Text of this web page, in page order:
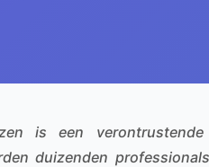
is een
duizenden